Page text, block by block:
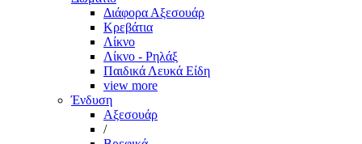
Διάφορα Αξεσουάρ
Κρεβάτια
Λίκνο
Λίκνο - Ρηλάξ
Παιδικά Λευκά Είδη
view more
Ένδυση
Αξεσουάρ
/